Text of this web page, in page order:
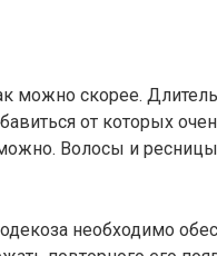
можно скорее.
от которых
Волосы и
необходимо